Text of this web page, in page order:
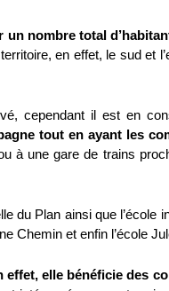
nombre total
en effet, le sud et
cependant il est en
tout en ayant les
à une gare de trains
du Plan ainsi que l’école
Chemin et enfin l’école
effet, elle bénéficie des